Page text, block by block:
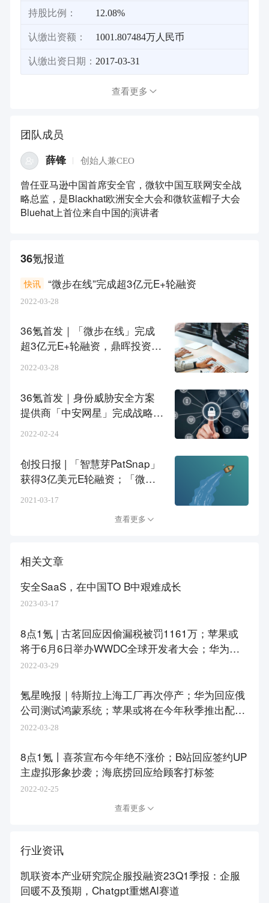
持股比例： 12.08%
认缴出资额： 1001.807484万人民币
认缴出资日期： 2017-03-31
查看更多
团队成员
薛锋 创始人兼CEO
曾任亚马逊中国首席安全官，微软中国互联网安全战
略总监，是Blackhat欧洲安全大会和微软蓝帽子大会
Bluehat上首位来自中国的演讲者
36氪报道
“微步在线”完成超3亿元E+轮融资
快讯
2022-03-28
36氪首发｜「微步在线」完成
超3亿元E+轮融资，鼎晖投资领
2022-03-28
36氪首发｜身份威胁安全方案
提供商「中安网星」完成战略融
2022-02-24
创投日报 | 「智慧芽PatSnap」
获得3亿美元E轮融资；「微步
2021-03-17
查看更多
相关文章
安全SaaS，在中国TO B中艰难成长
2023-03-17
8点1氪 | ​古茗回应因偷漏税被罚1161万；苹果或
将于6月6日举办WWDC全球开发者大会；华为轮
值董事长再次重申不造车
2022-03-29
氪星晚报｜特斯拉上海工厂再次停产；华为回应俄
公司测试鸿蒙系统；苹果或将在今年秋季推出配备
M2芯片的iPad Pro
2022-03-28
8点1氪丨喜茶宣布今年绝不涨价；​B站回应签约UP
主虚拟形象抄袭；海底捞回应给顾客打标签
2022-02-25
查看更多
行业资讯
凯联资本产业研究院企服投融资23Q1季报：企服
回暖不及预期，Chatgpt重燃AI赛道